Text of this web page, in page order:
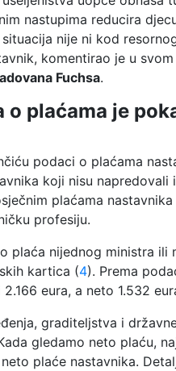
nastupima reducira
nije ni kod
komentirao je u
Fuchsa.
plaćama je
podaci o plaćama
koji nisu
plaćama
profesiju.
plaća nijednog ministra
kartica (4). Prema
eura, a neto 1.532
graditeljstva i
gledamo neto plaću,
plaće nastavnika.